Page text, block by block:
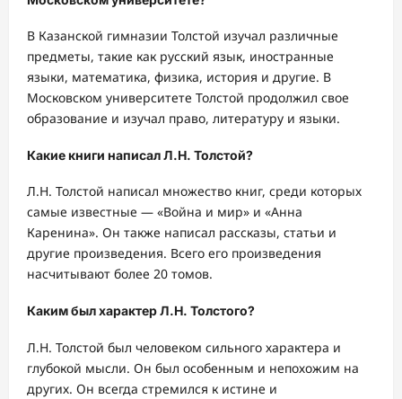
В Казанской гимназии Толстой изучал различные
предметы, такие как русский язык, иностранные
языки, математика, физика, история и другие. В
Московском университете Толстой продолжил свое
образование и изучал право, литературу и языки.
Какие книги написал Л.Н. Толстой?
Л.Н. Толстой написал множество книг, среди которых
самые известные — «Война и мир» и «Анна
Каренина». Он также написал рассказы, статьи и
другие произведения. Всего его произведения
насчитывают более 20 томов.
Каким был характер Л.Н. Толстого?
Л.Н. Толстой был человеком сильного характера и
глубокой мысли. Он был особенным и непохожим на
других. Он всегда стремился к истине и